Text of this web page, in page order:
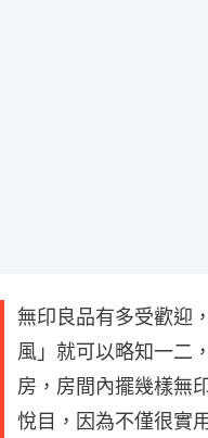
無印良品有多受歡迎
風」就可以略知一二
房，房間內擺幾樣無
悅目，因為不僅很實